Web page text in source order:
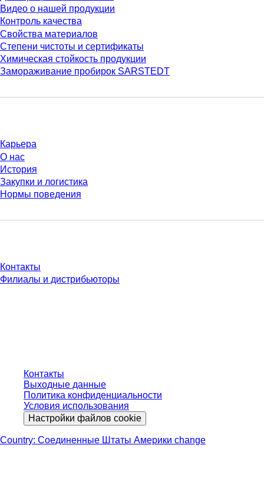
Видео о нашей продукции
Контроль качества
Свойства материалов
Степени чистоты и сертификаты
Химическая стойкость продукции
Замораживание пробирок SARSTEDT
Карьера
О нас
История
Закупки и логистика
Нормы поведения
Контакты
Филиалы и дистрибьюторы
Контакты
Выходные данные
Политика конфиденциальности
Условия использования
Настройки файлов cookie
Country: Соединенные Штаты Америки change